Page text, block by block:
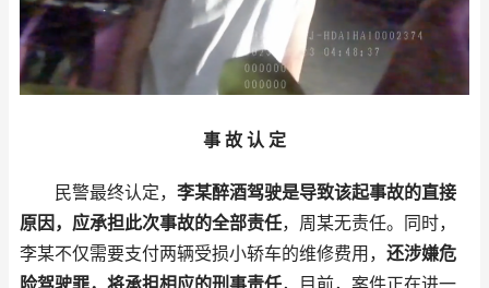
事 故 认 定
民警最终认定， 李某醉酒驾驶是导致该起事故的直接
原因，应承担此次事故的全部责任，周某无责任。同时，
李某不仅需要支付两辆受损小轿车的维修费用， 还涉嫌危